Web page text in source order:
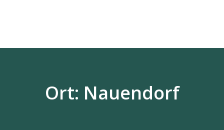
Ort: Nauendorf